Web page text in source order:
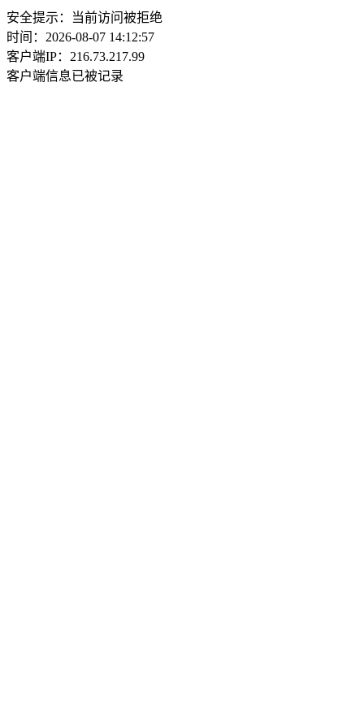
安全提示：当前访问被拒绝
时间：2026-08-07 14:12:57
客户端IP：216.73.217.99
客户端信息已被记录